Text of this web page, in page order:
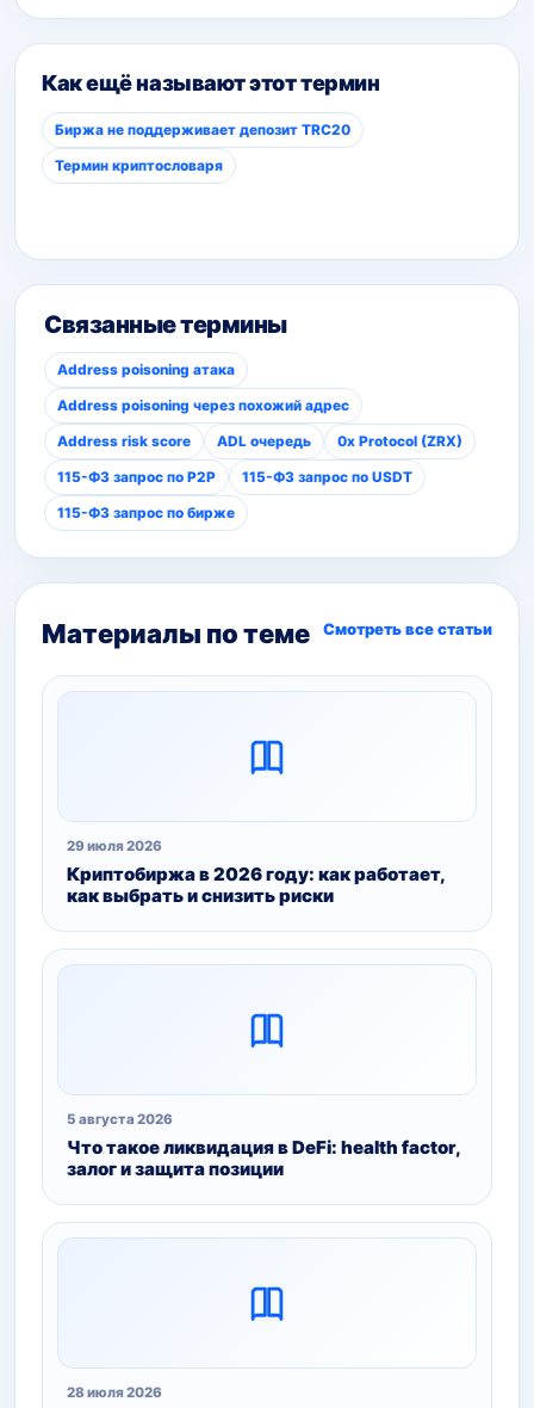
Как ещё называют этот термин
Биржа не поддерживает депозит TRC20
Термин криптословаря
Связанные термины
Address poisoning атака
Address poisoning через похожий адрес
Address risk score ADL очередь 0x Protocol (ZRX)
115-ФЗ запрос по P2P 115-ФЗ запрос по USDT
115-ФЗ запрос по бирже
Материалы по теме Смотреть все статьи
29 июля 2026
Криптобиржа в 2026 году: как работает,
как выбрать и снизить риски
5 августа 2026
Что такое ликвидация в DeFi: health factor,
залог и защита позиции
28 июля 2026